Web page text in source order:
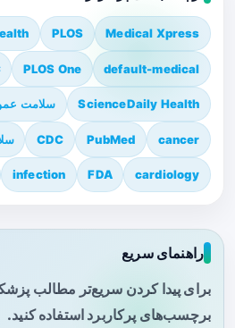
Medical Xpress
PLOS
default-medical
PLOS One
ScienceDaily Health سلامت
cancer
PubMed
CDC
cardiology
FDA
infection
راهنمای سریع
برای پیدا کردن سریع‌تر مطالب
برچسب‌های پرکاربرد استفاده کنید.